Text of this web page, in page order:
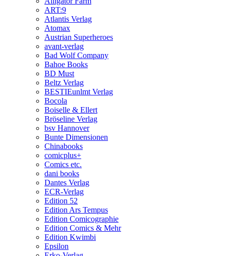
ART:9
Atlantis Verlag
Atomax
Austrian Superheroes
avant-verlag
Bad Wolf Company
Bahoe Books
BD Must
Beltz Verlag
BESTIEunlmt Verlag
Bocola
Boiselle & Ellert
Bröseline Verlag
bsv Hannover
Bunte Dimensionen
Chinabooks
comicplus+
Comics etc.
dani books
Dantes Verlag
ECR-Verlag
Edition 52
Edition Ars Tempus
Edition Comicographie
Edition Comics & Mehr
Edition Kwimbi
Epsilon